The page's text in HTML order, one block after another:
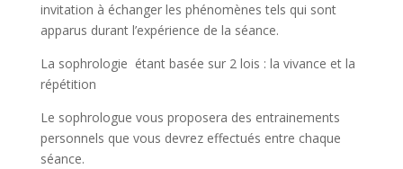
invitation à échanger les phénomènes tels qui sont
apparus durant l’expérience de la séance.
La sophrologie étant basée sur 2 lois : la vivance et la
répétition
Le sophrologue vous proposera des entrainements
personnels que vous devrez effectués entre chaque
séance.